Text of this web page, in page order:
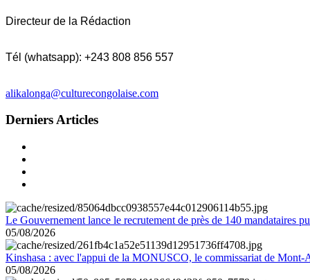
Directeur de la Rédaction
Tél (whatsapp): +243 808 856 557
alikalonga@culturecongolaise.com
Derniers Articles
Le Gouvernement lance le recrutement de près de 140 mandataires
05/08/2026
Kinshasa : avec l'appui de la MONUSCO, le commissariat de Mont-
05/08/2026